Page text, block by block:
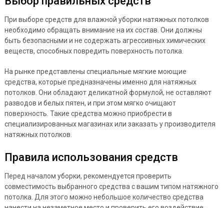
При выборе средств для влажной уборки натяжных потолков
необходимо обращать внимание на их состав. Они должны
быть безопасными и не содержать агрессивных химических
веществ, способных повредить поверхность потолка.
На рынке представлены специальные мягкие моющие
средства, которые предназначены именно для натяжных
потолков. Они обладают деликатной формулой, не оставляют
разводов и белых пятен, и при этом мягко очищают
поверхность. Такие средства можно приобрести в
специализированных магазинах или заказать у производителя
натяжных потолков.
Правила использования средств
Перед началом уборки, рекомендуется проверить
совместимость выбранного средства с вашим типом натяжного
потолка. Для этого можно небольшое количество средства